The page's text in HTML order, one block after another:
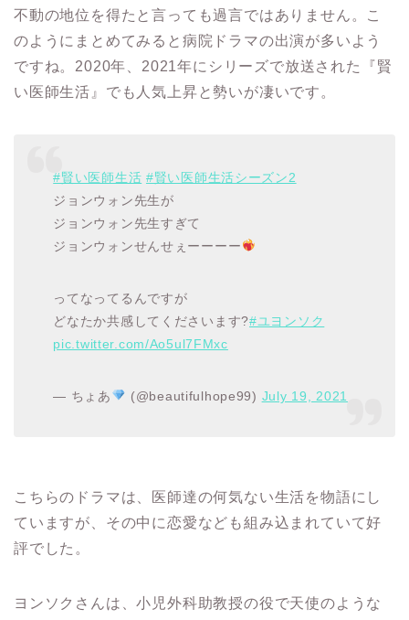
不動の地位を得たと言っても過言ではありません。 こ
のようにまとめてみると病院ドラマの出演が多いよう
ですね。 2020年、2021年にシリーズで放送された『賢
い医師生活』でも人気上昇と勢いが凄いです。
#賢い医師生活 #賢い医師生活シーズン2
ジョンウォン先生が
ジョンウォン先生すぎて
ジョンウォンせんせぇーーーー
ってなってるんですが
どなたか共感してくださいます?#ユヨンソク
pic.twitter.com/Ao5ul7FMxc
— ちょあ (@beautifulhope99) July 19, 2021
こちらのドラマは、医師達の何気ない生活を物語にし
ていますが、その中に恋愛なども組み込まれていて好
評でした。
ヨンソクさんは、小児外科助教授の役で天使のような